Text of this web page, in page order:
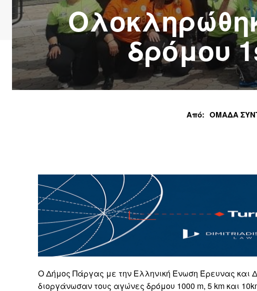
δρόμου
Από: ΟΜΑΔΑ
Ο Δήμος Πάργας με την Ελληνική Ένωση Έρευνας και
διοργάνωσαν τους αγώνες δρόμου 1000 m, 5 km και